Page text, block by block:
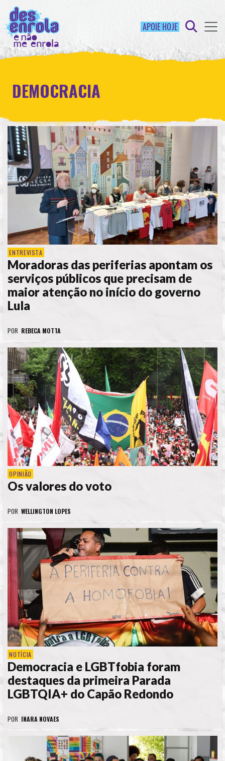
APOIE HOJE
DEMOCRACIA
ENTREVISTA
Moradoras das periferias apontam os
serviços públicos que precisam de
maior atenção no início do governo
Lula
POR REBECA MOTTA
OPINIÃO
Os valores do voto
POR WELLINGTON LOPES
NOTÍCIA
Democracia e LGBTfobia foram
destaques da primeira Parada
LGBTQIA+ do Capão Redondo
POR INARA NOVAES